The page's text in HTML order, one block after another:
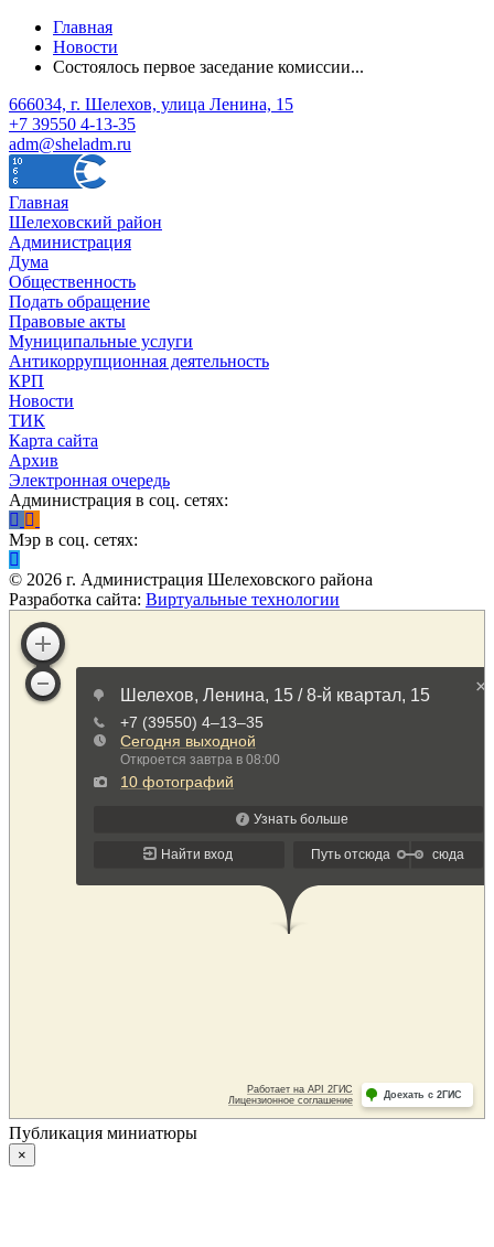
Главная
Новости
Состоялось первое заседание комиссии...
666034, г. Шелехов, улица Ленина, 15
+7 39550 4-13-35
adm@sheladm.ru
Главная
Шелеховский район
Администрация
Дума
Общественность
Подать обращение
Правовые акты
Муниципальные услуги
Антикоррупционная деятельность
КРП
Новости
ТИК
Карта сайта
Архив
Электронная очередь
Администрация в соц. сетях:
Мэр в соц. сетях:
© 2026 г. Администрация Шелеховского района
Разработка сайта: Виртуальные технологии
Публикация миниатюры
×